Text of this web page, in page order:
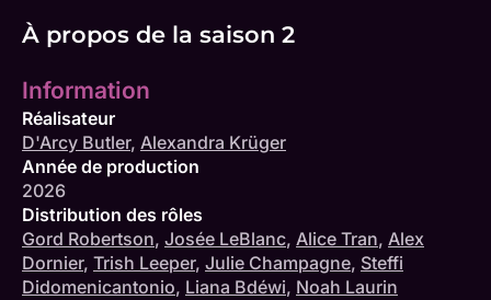
À propos de la saison 2
Information
Réalisateur
D'Arcy Butler, Alexandra Krüger
Année de production
2026
Distribution des rôles
Gord Robertson, Josée LeBlanc, Alice Tran, Alex
Dornier, Trish Leeper, Julie Champagne, Steffi
Didomenicantonio, Liana Bdéwi, Noah Laurin